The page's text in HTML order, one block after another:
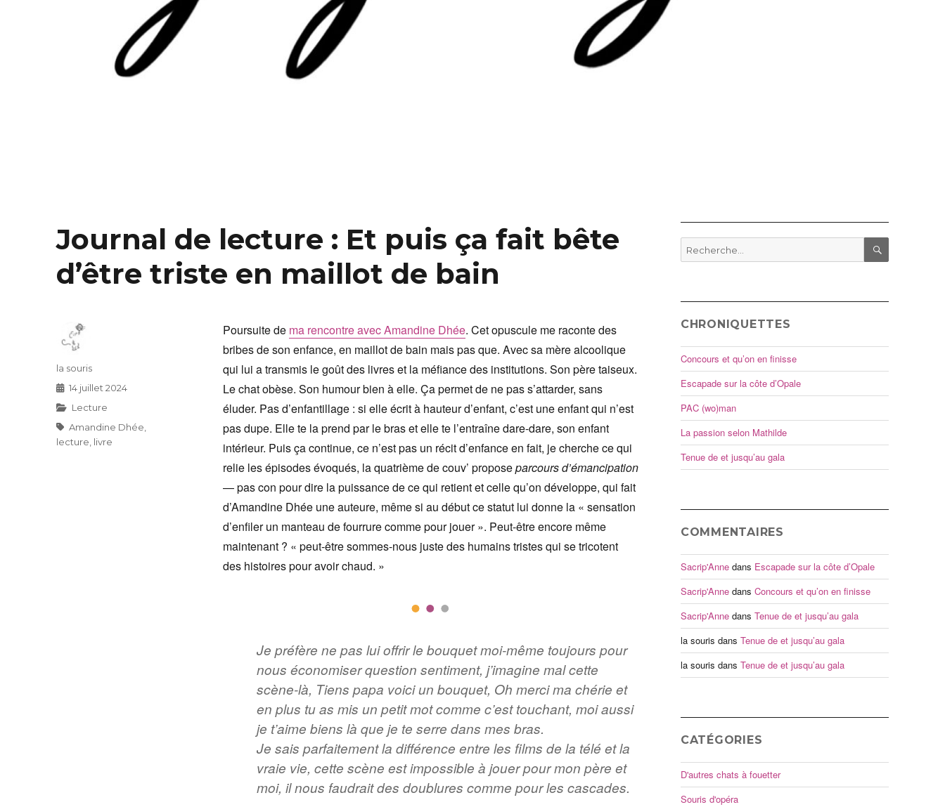
Journal de lecture : Et puis ça fait bête
d’être triste en maillot de bain
Poursuite de ma rencontre avec Amandine Dhée. Cet opuscule me raconte des
bribes de son enfance, en maillot de bain mais pas que. Avec sa mère alcoolique
qui lui a transmis le goût des livres et la méfiance des institutions. Son père taiseux.
Le chat obèse. Son humour bien à elle. Ça permet de ne pas s’attarder, sans
éluder. Pas d’enfantillage : si elle écrit à hauteur d’enfant, c’est une enfant qui n’est
pas dupe. Elle te la prend par le bras et elle te l’entraîne dare-dare, son enfant
intérieur. Puis ça continue, ce n’est pas un récit d’enfance en fait, je cherche ce qui
relie les épisodes évoqués, la quatrième de couv’ proposeparcours d’émancipation
— pas con pour dire la puissance de ce qui retient et celle qu’on développe, qui fait
d’Amandine Dhée une auteure, même si au début ce statut lui donne la « sensation
d’enfiler un manteau de fourrure comme pour jouer ». Peut-être encore même
maintenant ? « peut-être sommes-nous juste des humains tristes qui se tricotent
des histoires pour avoir chaud. »
Je préfère ne pas lui offrir le bouquet moi-même toujours pour
nous économiser question sentiment, j’imagine mal cette
scène-là, Tiens papa voici un bouquet, Oh merci ma chérie et
en plus tu as mis un petit mot comme c’est touchant, moi aussi
je t’aime biens là que je te serre dans mes bras.
Je sais parfaitement la différence entre les films de la télé et la
vraie vie, cette scène est impossible à jouer pour mon père et
moi, il nous faudrait des doublures comme pour les cascades.
Auteur
la souris
Publié
14 juillet 2024
Catégories
Lecture
Étiquettes
Amandine Dhée
lecture livre
Recherche
pour
RECHERCHE
CHRONIQUETTES
Concours et qu’on en finisse
Escapade sur la côte d’Opale
PAC (wo)man
La passion selon Mathilde
Tenue de et jusqu’au gala
COMMENTAIRES
Sacrip'Annedans Escapade sur la côte d’Opale
Sacrip'Annedans Concours et qu’on en finisse
Sacrip'Annedans Tenue de et jusqu’au gala
la souris dans Tenue de et jusqu’au gala
la souris dans Tenue de et jusqu’au gala
CATÉGORIES
D'autres chats à fouetter
Souris d'opéra